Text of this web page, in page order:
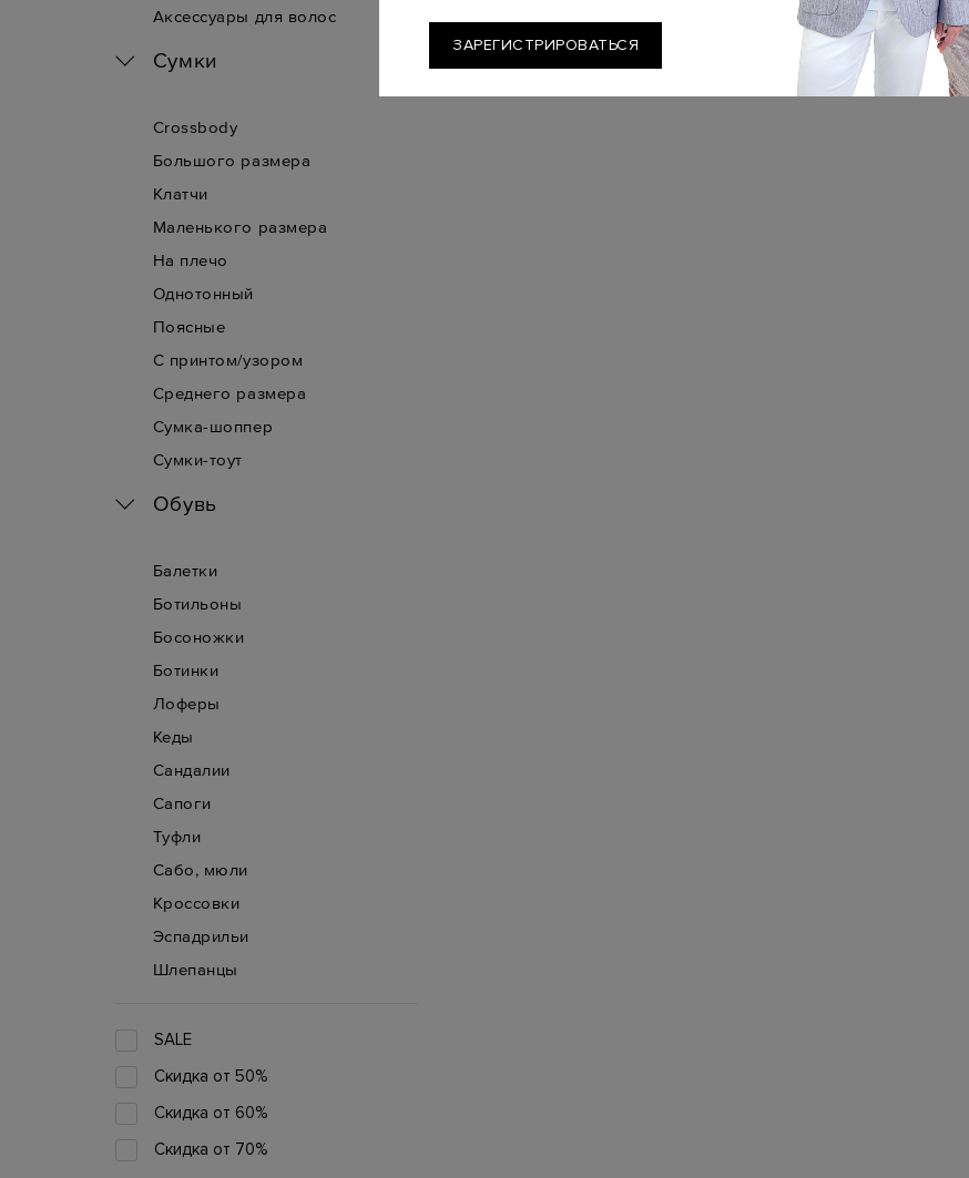
Аксессуары для волос
Сумки
Crossbody
Большого размера
Клатчи
Маленького размера
На плечо
Однотонный
Поясные
С принтом/узором
Среднего размера
Сумка-шоппер
Сумки-тоут
Обувь
Балетки
Ботильоны
Босоножки
Ботинки
Лоферы
Кеды
Сандалии
Сапоги
Туфли
Сабо, мюли
Кроссовки
Эспадрильи
Шлепанцы
SALE
Скидка от 50%
Скидка от 60%
Скидка от 70%
ЗАРЕГИСТРИРОВАТЬСЯ